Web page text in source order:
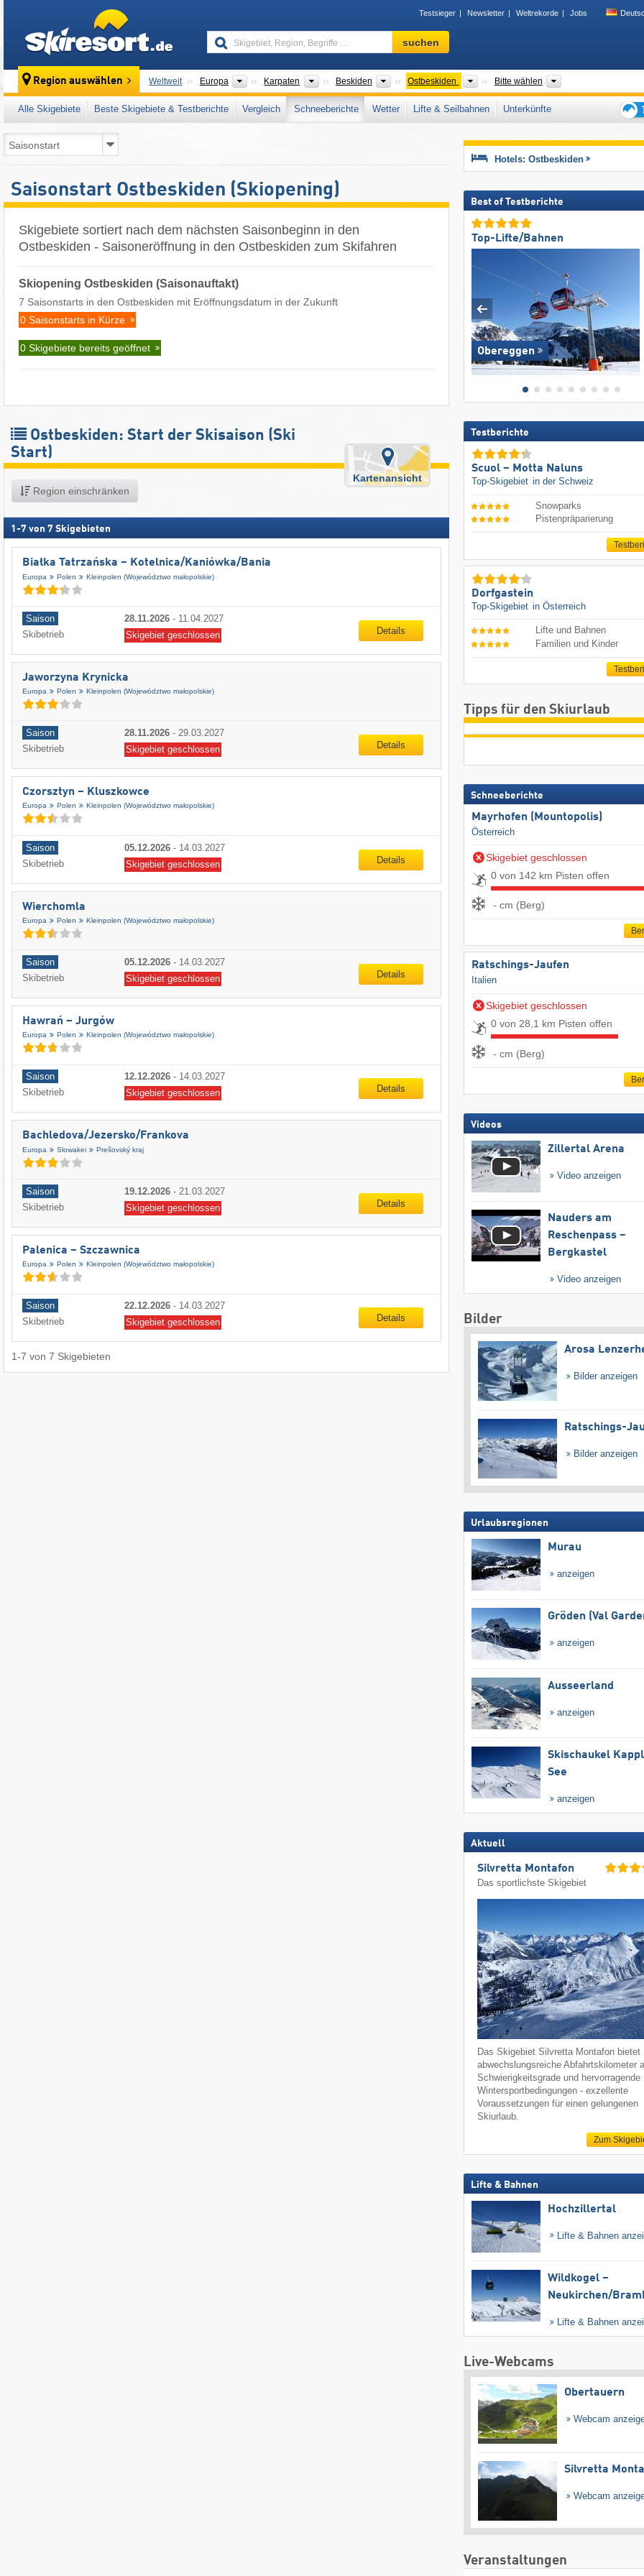
Testsieger Newsletter Weltrekorde Jobs
Skigebiet,
Region,
…
suchen
Region auswählen Weltweit Europa Kontinente
Karpaten Gebirgszüge
Beskiden Gebirgszüge
Ostbeskiden Gebirgszüge
Bitte wählen
Alle Skigebiete Beste Skigebiete & Testberichte Vergleich Schneeberichte Wetter Lifte & Seilbahnen
Unterkünfte
für
Saisonstart Ostbeskiden (Skiopening)
Skigebiete sortiert nach dem nächsten Saisonbeginn in den
Ostbeskiden - Saisoneröffnung in den Ostbeskiden zum Skifahren
Skiopening Ostbeskiden (Saisonauftakt)
7 Saisonstarts in den Ostbeskiden mit Eröffnungsdatum in der Zukunft
0 Saisonstarts in Kürze
0 Skigebiete bereits geöffnet
Ostbeskiden: Start der Skisaison (Ski
Start)
Region einschränken
Kartenansicht
1 -7 von 7 Skigebieten
Białka Tatrzańska – Kotelnica/​Kaniówka/​Bania
Europa Polen Kleinpolen (Województwo małopolskie)
Saison 28.11.2026 - 11.04.2027
Skibetrieb
Skigebiet geschlossen Details
Jaworzyna Krynicka
Europa Polen Kleinpolen (Województwo małopolskie)
Saison 28.11.2026 - 29.03.2027
Skibetrieb
Skigebiet geschlossen Details
Czorsztyn – Kluszkowce
Europa Polen Kleinpolen (Województwo małopolskie)
Saison 05.12.2026 - 14.03.2027
Skibetrieb
Skigebiet geschlossen Details
Wierchomla
Europa Polen Kleinpolen (Województwo małopolskie)
Saison 05.12.2026 - 14.03.2027
Skibetrieb
Skigebiet geschlossen Details
Hawrań – Jurgów
Europa Polen Kleinpolen (Województwo małopolskie)
Saison 12.12.2026 - 14.03.2027
Skibetrieb
Skigebiet geschlossen Details
Bachledova/​Jezersko/​Frankova
Europa Slowakei Prešovský kraj
Saison 19.12.2026 - 21.03.2027
Skibetrieb
Skigebiet geschlossen Details
Palenica – Szczawnica
Europa Polen Kleinpolen (Województwo małopolskie)
Saison 22.12.2026 - 14.03.2027
Skibetrieb
Skigebiet geschlossen Details
1-7 von 7 Skigebieten
Hotels: Ostbeskiden
Best of Testberichte
Top-Lifte/Bahnen
Obereggen
Testberichte
Scuol – Motta Naluns
Top-Skigebiet in der Schweiz
Snowparks
Pistenpräparierung
Dorfgastein
Top-Skigebiet in Österreich
Lifte und Bahnen
Familien und Kinder
Tipps für den Skiurlaub
Schneeberichte
Mayrhofen (Mountopolis)
Österreich
Skigebiet geschlossen
0 von 142 km Pisten offen
- cm (Berg)
Ratschings-Jaufen
Italien
Skigebiet geschlossen
0 von 28,1 km Pisten offen
- cm (Berg)
Videos
Zillertal Arena
Video anzeigen
Nauders am
Reschenpass –
Bergkastel
Video anzeigen
Bilder
Arosa
Bilder anzeigen
Ratschings-
Bilder anzeigen
Urlaubsregionen
Murau
anzeigen
Gröden (Val
anzeigen
Ausseerland
anzeigen
Skischaukel
See
anzeigen
Aktuell
Silvretta Montafon
Das sportlichste Skigebiet
Das Skigebiet Silvretta Montafon bietet
abwechslungsreiche Abfahrtskilometer
Schwierigkeitsgrade und hervorragende
Wintersportbedingungen - exzellente
Voraussetzungen für einen gelungenen
Skiurlaub.
Zum
Lifte & Bahnen
Hochzillertal
Lifte & Bahnen
Wildkogel –
Neukirchen/​
Lifte & Bahnen
Live-Webcams
Obertauern
Webcam
Silvretta
Webcam
Veranstaltungen